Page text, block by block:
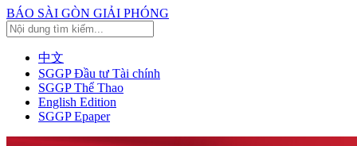
BÁO SÀI GÒN GIẢI PHÓNG
中文
SGGP Đầu tư Tài chính
SGGP Thể Thao
English Edition
SGGP Epaper